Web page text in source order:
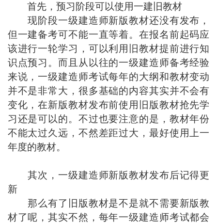
首先，预习阶段可以使用一建旧教材
现阶段一级建造师新版教材还没有发布，
但一建备考可不能一直等着。在报名前起码应
该进行一轮学习，可以利用旧教材提前进行知
识点预习。而且从以往的一级建造师备考经验
来说，一级建造师考试每年的大纲和教材变动
并不是非常大，很多基础的内容其实并不会有
变化，在新版教材发布前使用旧版教材抢先学
习还是可以的。不过也要注意的是，教材年份
不能太过久远，不然差距过大，最好使用上一
年度的教材。
其次，一级建造师新版教材发布后记得更
新
那么有了旧版教材是不是就不需要新版教
材了呢，其实不然，每年一级建造师考试都会